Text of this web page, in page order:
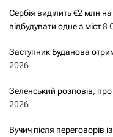
Сербія виділить €2 млн
відбудувати одне з міст8
Заступник Буданова
2026
Зеленський розповів,
2026
Вучич після переговорів